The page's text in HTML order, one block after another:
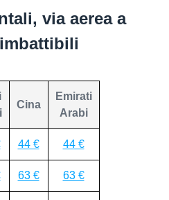
via aerea a
Cina
Emirati
Arabi
44 € 44 €
63 € 63 €